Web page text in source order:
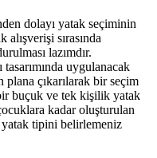
dolayı yatak seçiminin
sırasında
lazımdır.
uygulanacak
plana çıkarılarak bir seçim
buçuk ve tek kişilik yatak
kadar oluşturulan
tipini belirlemeniz